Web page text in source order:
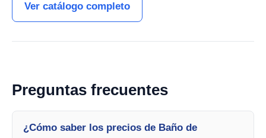
Ver catálogo completo
Preguntas frecuentes
¿Cómo saber los precios de Baño de